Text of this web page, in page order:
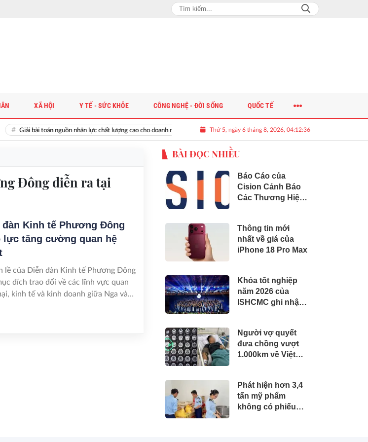
Giải bài toán nguồn nhân lực chất lượng cao cho doanh nghiệp Thứ 5, ngày 6 tháng 8, 2026, 04:12:36
XÃ HỘI Y TẾ - SỨC KHỎE CÔNG NGHỆ - ĐỜI SỐNG QUỐC TẾ
Đông diễn ra tại
đàn Kinh tế Phương Đông
lực tăng cường quan hệ
lề của Diễn đàn Kinh tế Phương Đông
đích trao đổi về các lĩnh vực quan
kinh tế và kinh doanh giữa Nga và
BÀI ĐỌC NHIỀU
Báo Cáo của
Cision Cảnh Báo
Các Thương Hiệu
Liệu" Tốn Kém
Thông tin mới
nhất về giá của
iPhone 18 Pro Max
Khóa tốt nghiệp
năm 2026 của
ISHCMC ghi nhận
và điểm trung bình
toàn khóa đạt 34,5
Người vợ quyết
đưa chồng vượt
1.000km về Việt
Phát hiện hơn 3,4
tấn mỹ phẩm
không có phiếu